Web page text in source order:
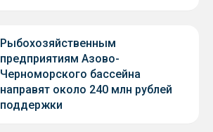
Рыбохозяйственным
предприятиям Азово-
Черноморского бассейна
направят около 240 млн рублей
поддержки